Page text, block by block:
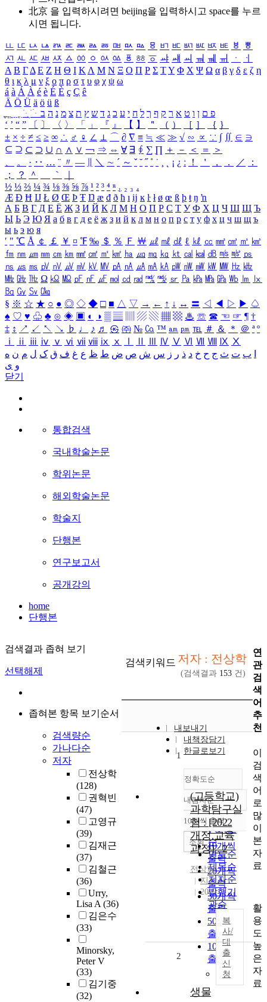
北京 을 입력하시려면 beijing을 입력하시고 space를 누르
시면 됩니다.
ㅥ ㅦ ㅧ ㅨ ㅩ ㅪ ㅫ ㅬ ㅭ ㅮ ㅯ ㅰ ㅱ ㅲ ㅳ ㅴ ㅵ ㅶ ㅷ ㅸ
ㅹ
ㅺ ㅻ ㅼ ㅽ ㅾ ㅿ ㆀ ㆁ ㆂ ㆃ ㆄ ㆅ ㆆ ㆇ ㆈ ㆉ ㆊ ㆋ ㆌ ㆍ
ㆎ
Α Β ΓΔ Ε Ζ Η Θ Ι ΚΛ Μ Ν Ξ Ο Π Ρ Σ ΤΥ Φ Χ Ψ Ω α β γ δ ε ζ η
θ ι κ λ μ ν ξ ο π ρ σ τ υ φ χ ψ ω
á à Á À é è É È ç Ç ê
Ä Ö Ü ä ö ü ß
ִֶֹ ֻּ ׁׂ פ ם ן ו ט א ר ק ף ך ל ח י ע כ ג ד ש ץ ת צ מ נ ה ב
‘ ’ “ ” 〔 〕 〈 〉 「 」 『 』 【 】 ＂ （ ） ［ ］ ｛ ｝
± × ÷ ≠ ≤ ≥ ∞ ∴ ♂ ♀ ∠ ⊥ ⌒ ∂ ∇ ≡ ≒ ≪ ≫ √ ∽ ∝ ∵ ∫ ∬ ∈ ∋
⊆ ⊇ ⊂ ⊃ ∪ ∩ ∧ ∨ ￢ ⇒ ⇔ ∀ ∃ ∮ ∑ ∏ ＋ － ＜ ＝
＞
、
。 · ‥ … ¨ 〃 ― ＼ ∼ ´ ～ ˇ ˘ ˝ ˚ ˙ ¸ ¡ ¿ ː ！ ＇ ， ． ／
：
；
？ ＾ ｀
½ ⅓ ⅔ ¼ ¾ ⅛ ⅜ ⅝ ⅞ ¹ ² ³ ⁴ ⁿ ₁ ₂ ₃ ₄
Æ Ð Ħ Ĳ Ł Ø Œ Þ Ŧ Ŋ æ đ ð ħ ı ĳ ĸ ŀ ł ø œ ß þ ŧ ŋ ŉ
А Б В Г Д Е Ё Ж З И Й К Л М Н О П Р С Т У Ф Х Ц Ч Ш Щ Ъ
Ы Ь Э Ю Я а б в г д е ё ж з и й к л м н о п р с т у ф х ц ч ш щ ъ
ы ь э ю я
′ ″ ℃ Å ￠ ￡ ￥ ¤ ℉ ‰ ＄ ％ Ｆ ￦ ㎕ ㎖ ㎗ ℓ ㎘ ㏄ ㎣ ㎤ ㎥ ㎦
㎙ ㎚ ㎛ ㎜ ㎝ ㎞ ㎟ ㎠ ㎡ ㎢ ㏊ ㎍ ㎎ ㎏ ㏏ ㎈ ㎉ ㏈ ㎧ ㎨ ㎰
㎱ ㎲ ㎳ ㎴ ㎵ ㎶ ㎷ ㎸ ㎹ ㎀ ㎁ ㎂ ㎃ ㎄ ㎺ ㎻ ㎽ ㎾ ㎿ ㎐ ㎑
㎒ ㎓ ㎔ Ω ㏀ ㏁ ㎊ ㎋ ㎌ ㏖ ㏅ ㎭ ㎮ ㎯ ㏛ ㎩ ㎪ ㎫ ㎬ ㏝ ㏐
㏓
㏃ ㏉ ㏜ ㏆
§ ※ ☆ ★ ○ ● ◎ ◇ ◆ □ ■ △ ▽ → ← ↑ ↓ ↔ 〓 ◁ ◀ ▷ ▶ ♤
♠ ♡ ♥ ♧ ♣ ⊙ ◈ ▣ ◐ ◑ ▒ ▤ ▨ ▧ ▦ ▩ ♨ ☏ ☎ ☜ ☞ ¶ †
‡ ↕ ↗ ↙ ↖ ↘ ♭ ♩ ♪ ♬ ㉿ ㈜ № ㏇ ™ ㏂ ㏘ ℡ ＃ ＆ ＊ ＠ ª º
ⅰ
ⅱ ⅲ ⅳ ⅴ ⅵ ⅶ ⅷ ⅸ ⅹ Ⅳ Ⅴ Ⅵ Ⅶ Ⅷ Ⅸ Ⅹ
ب ت ث ج ح خ د ذ ر ز س ش ص ض ط ظ ع غ ف ق ک ل م ن ه
و ی
닫기
통합검색
국내학술논문
학위논문
해외학술논문
학술지
단행본
연구보고서
공개강의
home
단행본
검색결과 좁혀 보기
선택해제
좁혀본 항목 보기순서
검색량순
가나다순
저자
전상학
(128)
권혁빈
(47)
고영규
(39)
김재근
(37)
김철근
(36)
Urry,
Lisa A(36)
김은수
(33)
Minorsky,
Peter V
(33)
김기중
(32)
검색키워드 저자 : 전상학
(검색결과 153 건)
내보내기
내책장담기
한글로보기
정확도순
정확도
순
인기도
순
연도순
제목순
저자순
발행기
관순
내림차순
내림차순
10개씩 출력
10개씩
출력
20개씩
출력
30개씩
출력
50개씩
출력
100개씩
출력
조회
1
(고등학교)
과학탐구실
험 : [2022
개정 교육
과정] . 2
전상학
지학사
2025
복
사/
대
출
신
청
2
생물
연
관
검
색
어
추
천
이
검
색
어
로
많
이
본
자
료
활
용
도
높
은
자
료